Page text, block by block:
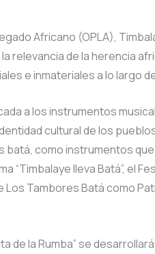
Africano (OPLA),
relevancia de la herencia
e inmateriales a lo largo
a los instrumentos
cultural de los
como instrumentos
“Timbalaye lleva Batá”, el
Tambores Batá como
de la Rumba” se